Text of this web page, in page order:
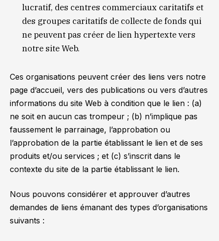
lucratif, des centres commerciaux caritatifs et
des groupes caritatifs de collecte de fonds qui
ne peuvent pas créer de lien hypertexte vers
notre site Web.
Ces organisations peuvent créer des liens vers notre
page d’accueil, vers des publications ou vers d’autres
informations du site Web à condition que le lien : (a)
ne soit en aucun cas trompeur ; (b) n’implique pas
faussement le parrainage, l’approbation ou
l’approbation de la partie établissant le lien et de ses
produits et/ou services ; et (c) s’inscrit dans le
contexte du site de la partie établissant le lien.
Nous pouvons considérer et approuver d’autres
demandes de liens émanant des types d’organisations
suivants :